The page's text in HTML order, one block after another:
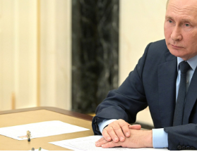
Лишний повод